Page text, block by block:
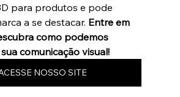
para produtos e pode
a se destacar. Entre em
como podemos
comunicação visual!
NOSSO SITE